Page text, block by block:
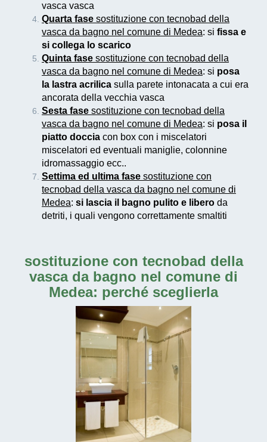
vasca vasca
Quarta fase sostituzione con tecnobad della
vasca da bagno nel comune di Medea: si fissa e
si collega lo scarico
Quinta fase sostituzione con tecnobad della
vasca da bagno nel comune di Medea: si posa
la lastra acrilica sulla parete intonacata a cui era
ancorata della vecchia vasca
Sesta fase sostituzione con tecnobad della
vasca da bagno nel comune di Medea: si posa il
piatto doccia con box con i miscelatori
miscelatori ed eventuali maniglie, colonnine
idromassaggio ecc..
Settima ed ultima fase sostituzione con
tecnobad della vasca da bagno nel comune di
Medea: si lascia il bagno pulito e libero da
detriti, i quali vengono correttamente smaltiti
sostituzione con tecnobad della
vasca da bagno nel comune di
Medea: perché sceglierla